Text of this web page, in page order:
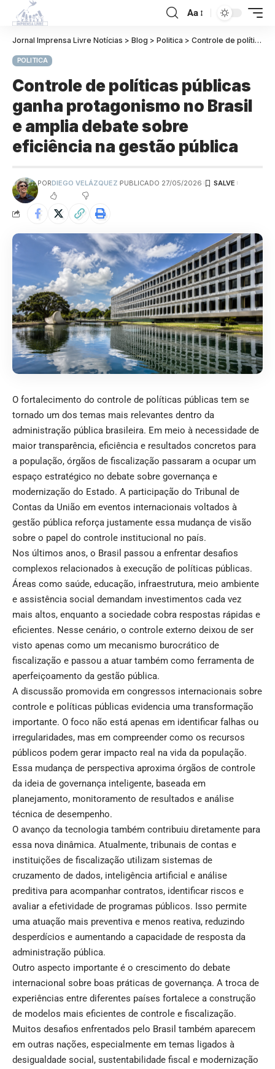
Aa
Jornal Imprensa Livre Notícias > Blog > Politica > Controle de políticas públicas ganha protagonismo no Brasil e amplia debate sobre eficiência na gestão pública
POLITICA
Controle de políticas públicas
ganha protagonismo no Brasil
e amplia debate sobre
eficiência na gestão pública
PORDIEGO VELÁZQUEZ PUBLICADO 27/05/2026
O fortalecimento do controle de políticas públicas tem se
tornado um dos temas mais relevantes dentro da
administração pública brasileira. Em meio à necessidade de
maior transparência, eficiência e resultados concretos para
a população, órgãos de fiscalização passaram a ocupar um
espaço estratégico no debate sobre governança e
modernização do Estado. A participação do Tribunal de
Contas da União em eventos internacionais voltados à
gestão pública reforça justamente essa mudança de visão
sobre o papel do controle institucional no país.
Nos últimos anos, o Brasil passou a enfrentar desafios
complexos relacionados à execução de políticas públicas.
Áreas como saúde, educação, infraestrutura, meio ambiente
e assistência social demandam investimentos cada vez
mais altos, enquanto a sociedade cobra respostas rápidas e
eficientes. Nesse cenário, o controle externo deixou de ser
visto apenas como um mecanismo burocrático de
fiscalização e passou a atuar também como ferramenta de
aperfeiçoamento da gestão pública.
A discussão promovida em congressos internacionais sobre
controle e políticas públicas evidencia uma transformação
importante. O foco não está apenas em identificar falhas ou
irregularidades, mas em compreender como os recursos
públicos podem gerar impacto real na vida da população.
Essa mudança de perspectiva aproxima órgãos de controle
da ideia de governança inteligente, baseada em
planejamento, monitoramento de resultados e análise
técnica de desempenho.
O avanço da tecnologia também contribuiu diretamente para
essa nova dinâmica. Atualmente, tribunais de contas e
instituições de fiscalização utilizam sistemas de
cruzamento de dados, inteligência artificial e análise
preditiva para acompanhar contratos, identificar riscos e
avaliar a efetividade de programas públicos. Isso permite
uma atuação mais preventiva e menos reativa, reduzindo
desperdícios e aumentando a capacidade de resposta da
administração pública.
Outro aspecto importante é o crescimento do debate
internacional sobre boas práticas de governança. A troca de
experiências entre diferentes países fortalece a construção
de modelos mais eficientes de controle e fiscalização.
Muitos desafios enfrentados pelo Brasil também aparecem
em outras nações, especialmente em temas ligados à
desigualdade social, sustentabilidade fiscal e modernização